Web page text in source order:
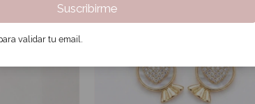
Suscribirme
validar tu email.